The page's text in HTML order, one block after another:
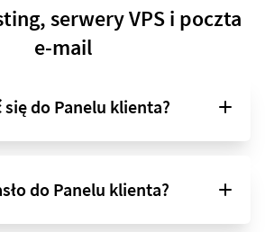
serwery VPS i poczta
e-mail
do Panelu klienta?
do Panelu klienta?